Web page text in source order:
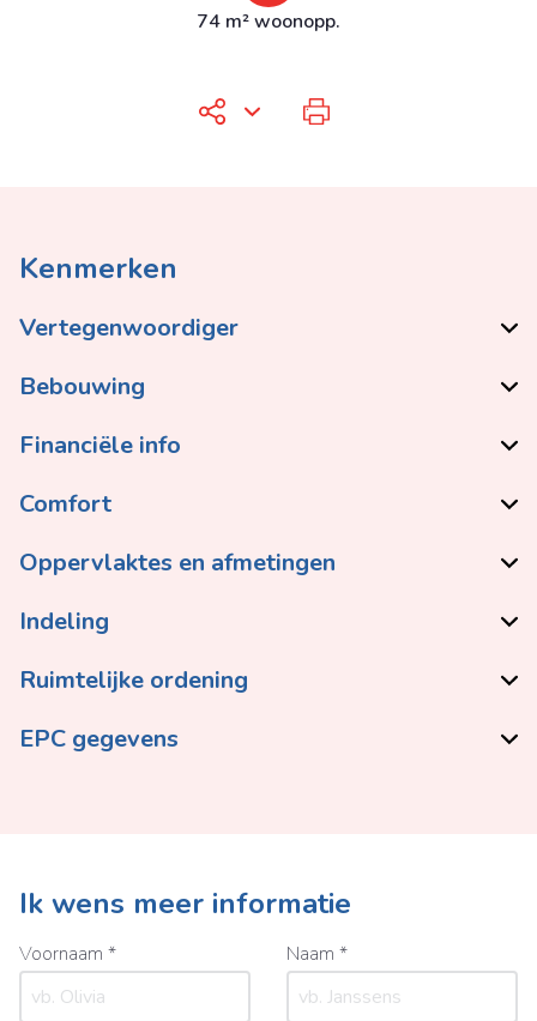
74 m² woonopp.
Kenmerken
Vertegenwoordiger
Bebouwing
Financiële info
Comfort
Oppervlaktes en afmetingen
Indeling
Ruimtelijke ordening
EPC gegevens
Ik wens meer informatie
Voornaam * Naam *